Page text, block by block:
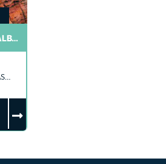
TERUEL, CUENCA Y ALBARRACÍN